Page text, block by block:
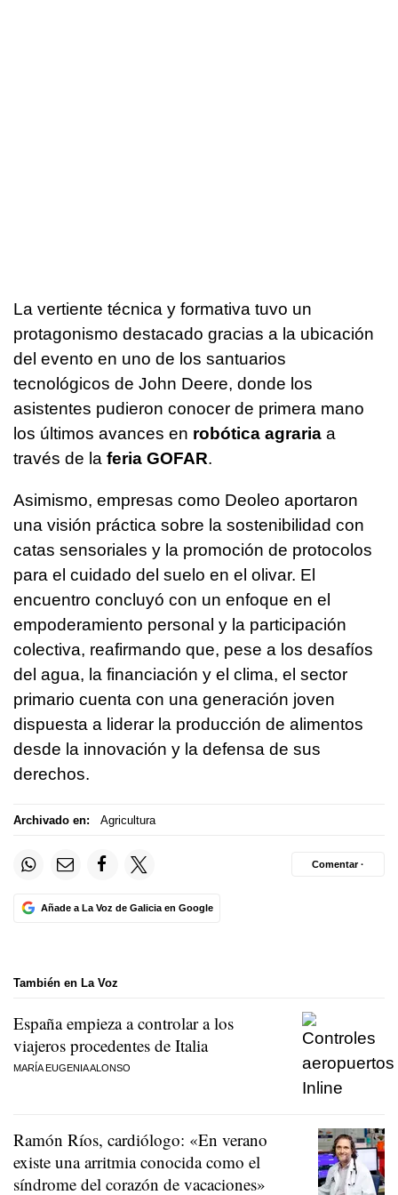
La vertiente técnica y formativa tuvo un
protagonismo destacado gracias a la ubicación
del evento en uno de los santuarios
tecnológicos de John Deere, donde los
asistentes pudieron conocer de primera mano
los últimos avances en robótica agraria a
través de la feria GOFAR.
Asimismo, empresas como Deoleo aportaron
una visión práctica sobre la sostenibilidad con
catas sensoriales y la promoción de protocolos
para el cuidado del suelo en el olivar. El
encuentro concluyó con un enfoque en el
empoderamiento personal y la participación
colectiva, reafirmando que, pese a los desafíos
del agua, la financiación y el clima, el sector
primario cuenta con una generación joven
dispuesta a liderar la producción de alimentos
desde la innovación y la defensa de sus
derechos.
Archivado en: Agricultura
Añade a La Voz de Galicia en Google
Comentar ·
También en La Voz
España empieza a controlar a los
viajeros procedentes de Italia
MARÍA EUGENIA ALONSO
Ramón Ríos, cardiólogo: «En verano
existe una arritmia conocida como el
síndrome del corazón de vacaciones»